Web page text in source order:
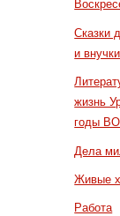
Сказки
и внучки
жизнь
годы
Дела
Живые
Работа